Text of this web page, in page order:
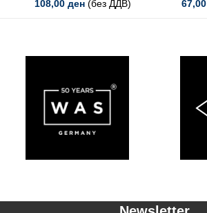
108,00 ден (без ДДВ)
67,00